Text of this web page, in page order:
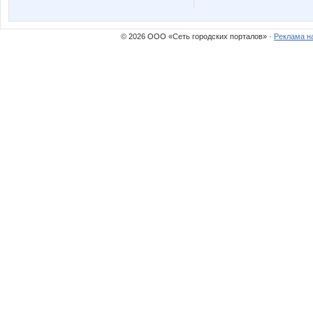
© 2026 ООО «Сеть городских порталов» · Реклама